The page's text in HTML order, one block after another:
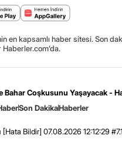
en kapsamlı haber sitesi. Son
Bahar Coşkusunu Yaşayacak -
Son DakikaHaberler
[Hata Bildir] 07.08.2026 12:12:29